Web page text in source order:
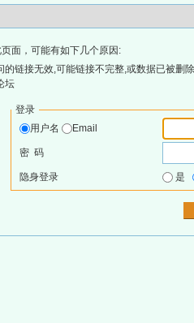
面，可能有如下几个原因:
的链接无效,可能链接不完整,或数据已被删
坛
登录
用户名
Email
密 码
隐身登录 是